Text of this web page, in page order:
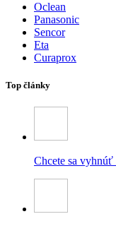
Oclean
Panasonic
Sencor
Eta
Curaprox
Top články
Chcete sa